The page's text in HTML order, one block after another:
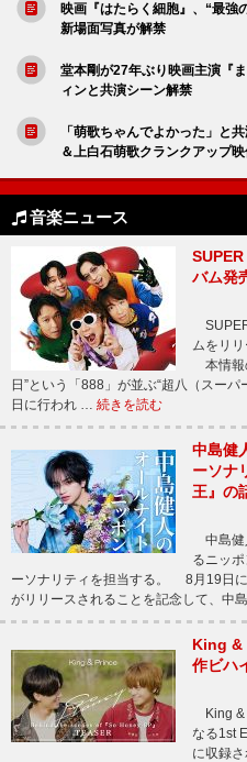
映画『はたらく細胞』、“最強
新場面写真が解禁
堂本剛が27年ぶり映画主演『
ィンと共演シーン解禁
「萌歌ちゃんでよかった」と
＆上白石萌歌クランクアップ
音楽ニュース
バム発
ムをリリ
本情報
日”という「888」が並ぶ“超八（スー
日に行われ … 続きを読む
中島健
ーソナ
王』の
中島健
るニッ
ーソナリティを担当する。 8月19日に
がリリースされることを記念して、中
King &
作ビハ
King &
なる1st
に収録